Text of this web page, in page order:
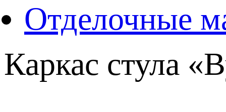
Отделочные
Каркас стула